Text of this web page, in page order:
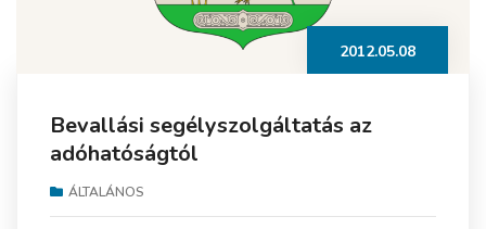
2012.05.08
Bevallási segélyszolgáltatás az
adóhatóságtól
ÁLTALÁNOS